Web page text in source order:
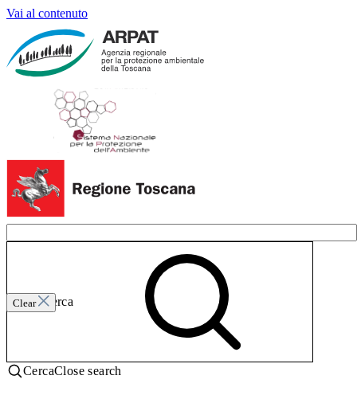
Vai al contenuto
Clear
Invia ricerca
CercaClose search